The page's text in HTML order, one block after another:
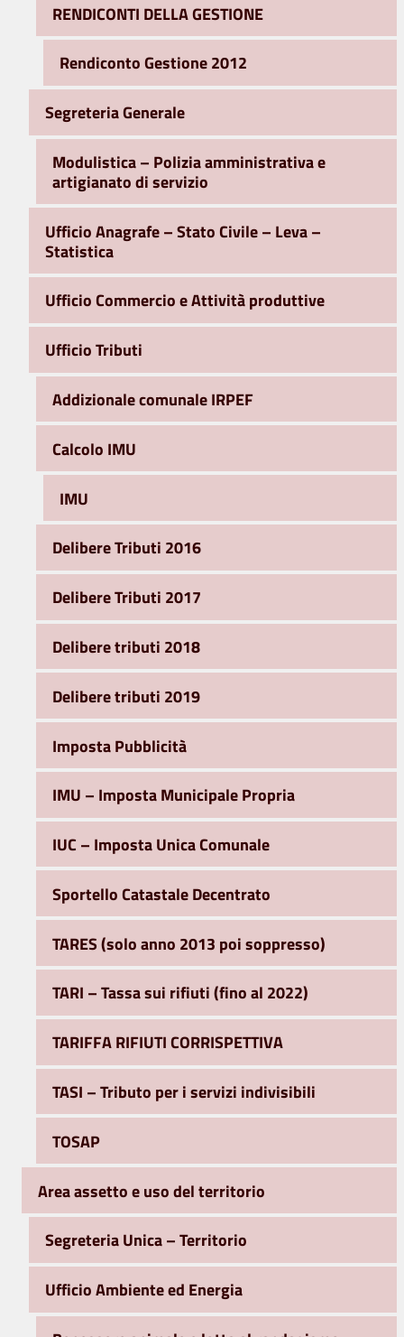
RENDICONTI DELLA GESTIONE
Rendiconto Gestione 2012
Segreteria Generale
Modulistica – Polizia amministrativa e
artigianato di servizio
Ufficio Anagrafe – Stato Civile – Leva –
Statistica
Ufficio Commercio e Attività produttive
Ufficio Tributi
Addizionale comunale IRPEF
Calcolo IMU
IMU
Delibere Tributi 2016
Delibere Tributi 2017
Delibere tributi 2018
Delibere tributi 2019
Imposta Pubblicità
IMU – Imposta Municipale Propria
IUC – Imposta Unica Comunale
Sportello Catastale Decentrato
TARES (solo anno 2013 poi soppresso)
TARI – Tassa sui rifiuti (fino al 2022)
TARIFFA RIFIUTI CORRISPETTIVA
TASI – Tributo per i servizi indivisibili
TOSAP
Area assetto e uso del territorio
Segreteria Unica – Territorio
Ufficio Ambiente ed Energia